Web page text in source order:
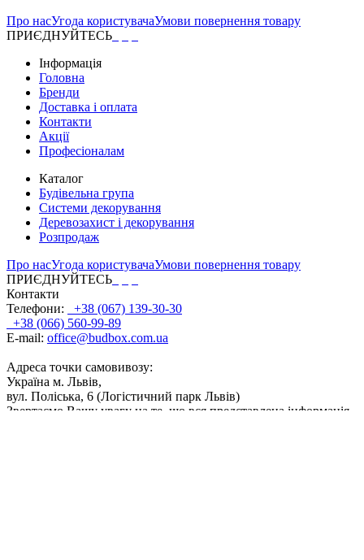
Про насУгода користувачаУмови повернення товару
ПРИЄДНУЙТЕСЬ
Інформація
Головна
Бренди
Доставка і оплата
Контакти
Акції
Професіоналам
Каталог
Будівельна група
Системи декорування
Деревозахист і декорування
Розпродаж
Про насУгода користувачаУмови повернення товару
ПРИЄДНУЙТЕСЬ
Контакти
Телефони:
+38 (067) 139-30-30
+38 (066) 560-99-89
E-mail: office@budbox.com.ua
Адреса точки самовивозу:
Україна м. Львів,
вул. Поліська, 6 (Логістичний парк Львів)
Звертаємо Вашу увагу на те, що вся представлена інформація,